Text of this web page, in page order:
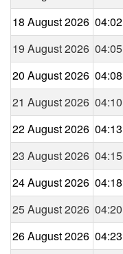
18 August 2026 04:02
19 August 2026 04:05
20 August 2026 04:08
21 August 2026 04:10
22 August 2026 04:13
23 August 2026 04:15
24 August 2026 04:18
25 August 2026 04:20
26 August 2026 04:23